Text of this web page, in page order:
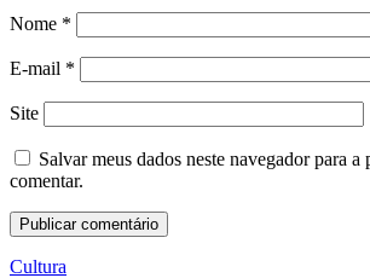
Nome *
E-mail *
Site
Salvar meus dados neste navegador para
comentar.
Cultura